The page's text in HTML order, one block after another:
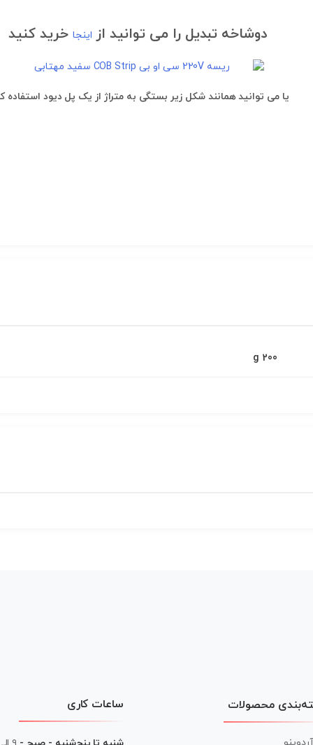
دوشاخه تبدیل را می توانید از اینجا خرید کنید
یا می توانید همانند شکل زیر بستگی به متراژ از یک پل دیود استفاده
200 g
محصولات ساعات کاری